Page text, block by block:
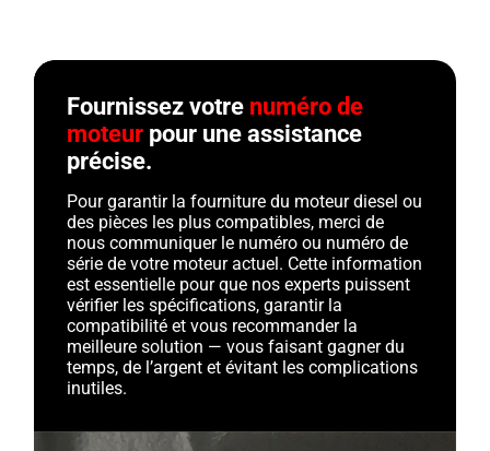
Fournissez votre numéro de
moteur pour une assistance
précise.
Pour garantir la fourniture du moteur diesel ou
des pièces les plus compatibles, merci de
nous communiquer le numéro ou numéro de
série de votre moteur actuel. Cette information
est essentielle pour que nos experts puissent
vérifier les spécifications, garantir la
compatibilité et vous recommander la
meilleure solution — vous faisant gagner du
temps, de l’argent et évitant les complications
inutiles.